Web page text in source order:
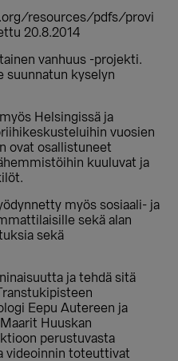
resources/pdfs/provi
20.8.2014
vanhuus -projekti.
suunnatun kyselyn
Helsingissä ja
vuosien
ovat osallistuneet
kuuluvat ja
myös sosiaali- ja
sekä alan
sekä
ja tehdä sitä
Eepu Autereen ja
Huuskan
perustuvasta
videoinnin toteuttivat